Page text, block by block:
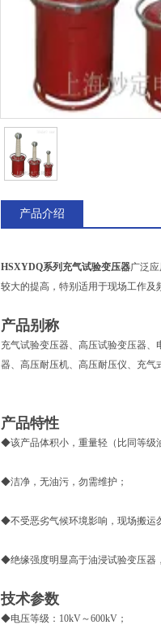
产品介绍
HSXYDQ系列充气试验变压器广泛
较大的提高，特别适用于现场工作
产品别称
充气试验变压器、高压试验变压器
器、高压耐压机、高压耐压仪、充
产品特性
◆该产品体积小，重量轻（比同等级
◆洁净，无油污，勿需维护；
◆不受恶劣气候环境影响，现场搬运
◆绝缘强度明显高于油浸试验变压器
技术参数
◆电压等级：10kV～600kV；